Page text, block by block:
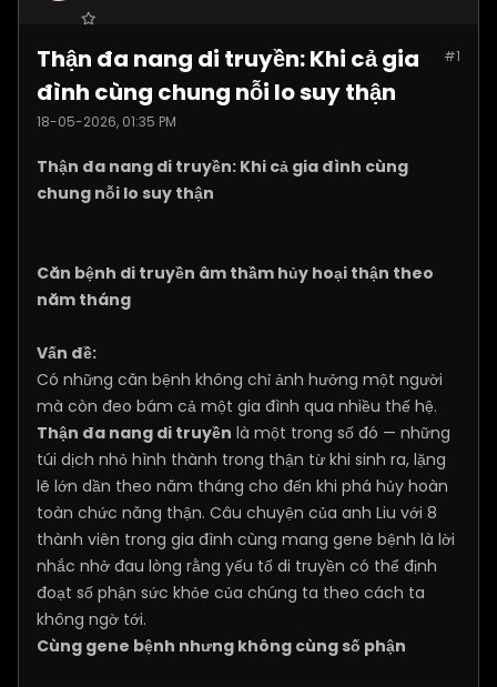
Posts:5399 #1
Thận đa nang di truyền: Khi cả gia
đình cùng chung nỗi lo suy thận
18-05-2026, 01:35 PM
Thận đa nang di truyền: Khi cả gia đình cùng
chung nỗi lo suy thận
Căn bệnh di truyền âm thầm hủy hoại thận theo
năm tháng
Vấn đề:
Có những căn bệnh không chỉ ảnh hưởng một người
mà còn đeo bám cả một gia đình qua nhiều thế hệ.
Thận đa nang di truyền là một trong số đó — những
túi dịch nhỏ hình thành trong thận từ khi sinh ra, lặng
lẽ lớn dần theo năm tháng cho đến khi phá hủy hoàn
toàn chức năng thận. Câu chuyện của anh Liu với 8
thành viên trong gia đình cùng mang gene bệnh là lời
nhắc nhở đau lòng rằng yếu tố di truyền có thể định
đoạt số phận sức khỏe của chúng ta theo cách ta
không ngờ tới.
Cùng gene bệnh nhưng không cùng số phận